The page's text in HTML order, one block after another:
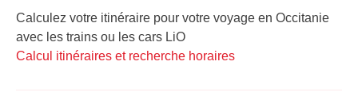
Calculez votre itinéraire pour votre voyage en Occitanie
avec les trains ou les cars LiO
Calcul itinéraires et recherche horaires